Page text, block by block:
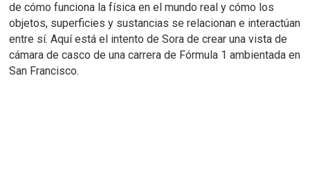
de cómo funciona la física en el mundo real y cómo los
objetos, superficies y sustancias se relacionan e interactúan
entre sí.Aquí está el intento de Sora de crear una vista de
cámara de casco de una carrera de Fórmula 1 ambientada en
San Francisco.